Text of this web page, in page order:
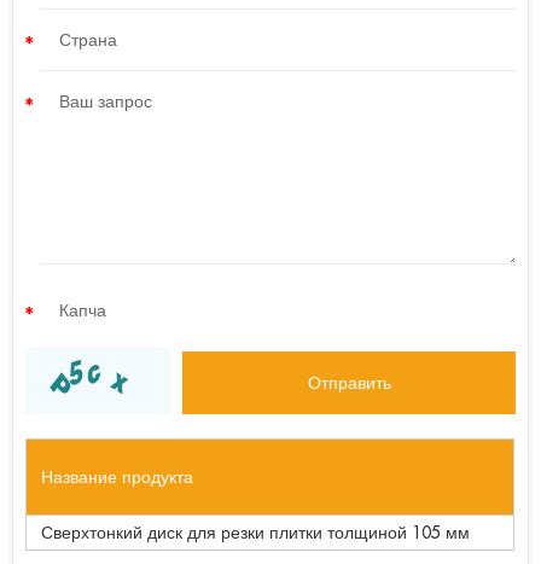
Название продукта
Сверхтонкий диск для резки плитки толщиной 105 мм